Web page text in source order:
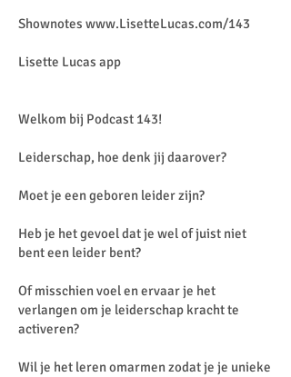
Shownotes www.LisetteLucas.com/143
Lisette Lucas app
Welkom bij Podcast 143!
Leiderschap, hoe denk jij daarover?
Moet je een geboren leider zijn?
Heb je het gevoel dat je wel of juist niet
bent een leider bent?
Of misschien voel en ervaar je het
verlangen om je leiderschap kracht te
activeren?
Wil je het leren omarmen zodat je je unieke